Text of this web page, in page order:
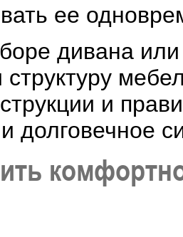
ее
дивана
структуру
и
долговечное